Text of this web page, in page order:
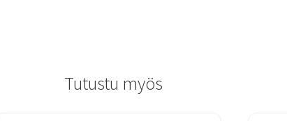
Tutustu myös